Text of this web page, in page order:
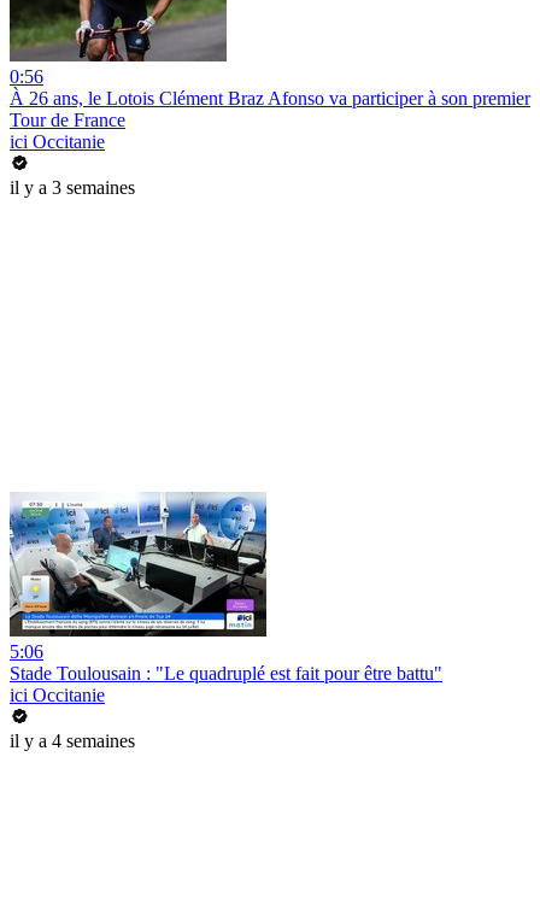
0:56
À 26 ans, le Lotois Clément Braz Afonso va participer à son premier
Tour de France
ici Occitanie
il y a 3 semaines
5:06
Stade Toulousain : "Le quadruplé est fait pour être battu"
ici Occitanie
il y a 4 semaines